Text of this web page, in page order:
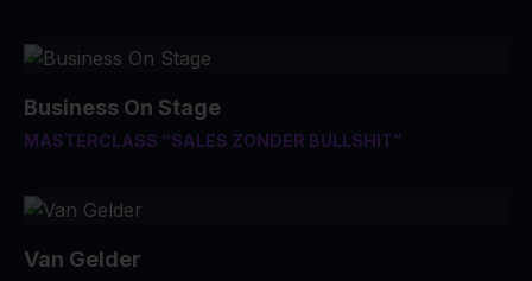
Business On Stage
MASTERCLASS “SALES ZONDER BULLSHIT”
Van Gelder